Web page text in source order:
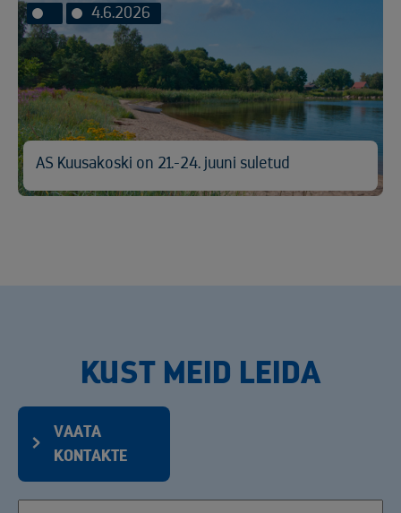
4.6.2026
AS Kuusakoski on 21.-24. juuni suletud
KUST MEID LEIDA
VAATA
KONTAKTE